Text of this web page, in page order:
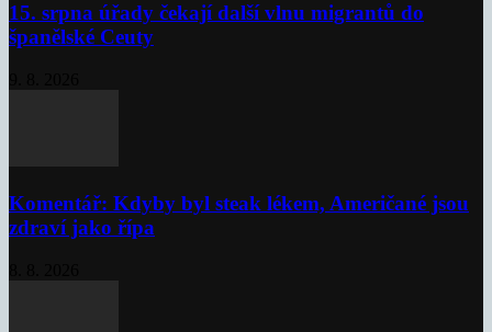
15. srpna úřady čekají další vlnu migrantů do
španělské Ceuty
Komentář: Kdyby byl steak lékem, Američané jsou
zdraví jako řípa